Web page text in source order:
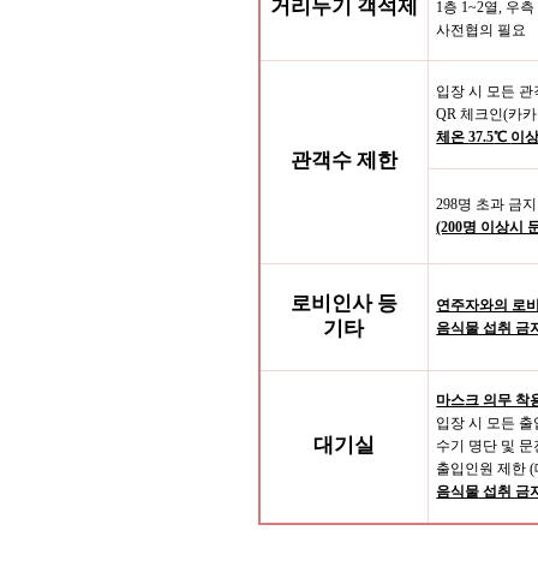
거리두기 객석제
1층 1~2열, 우측
사전협의 필요
관객수 제한
입장 시 모든
QR체크인(카
체온37.5℃ 이
298명 초과 금지
(200명 이상시
로비인사 등
기타
연주자와의 로
음식물 섭취 금
대기실
마스크 의무 착
입장 시 모든
수기 명단 및 문
출입인원 제한(
음식물 섭취 금